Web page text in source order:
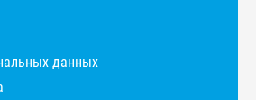
данных